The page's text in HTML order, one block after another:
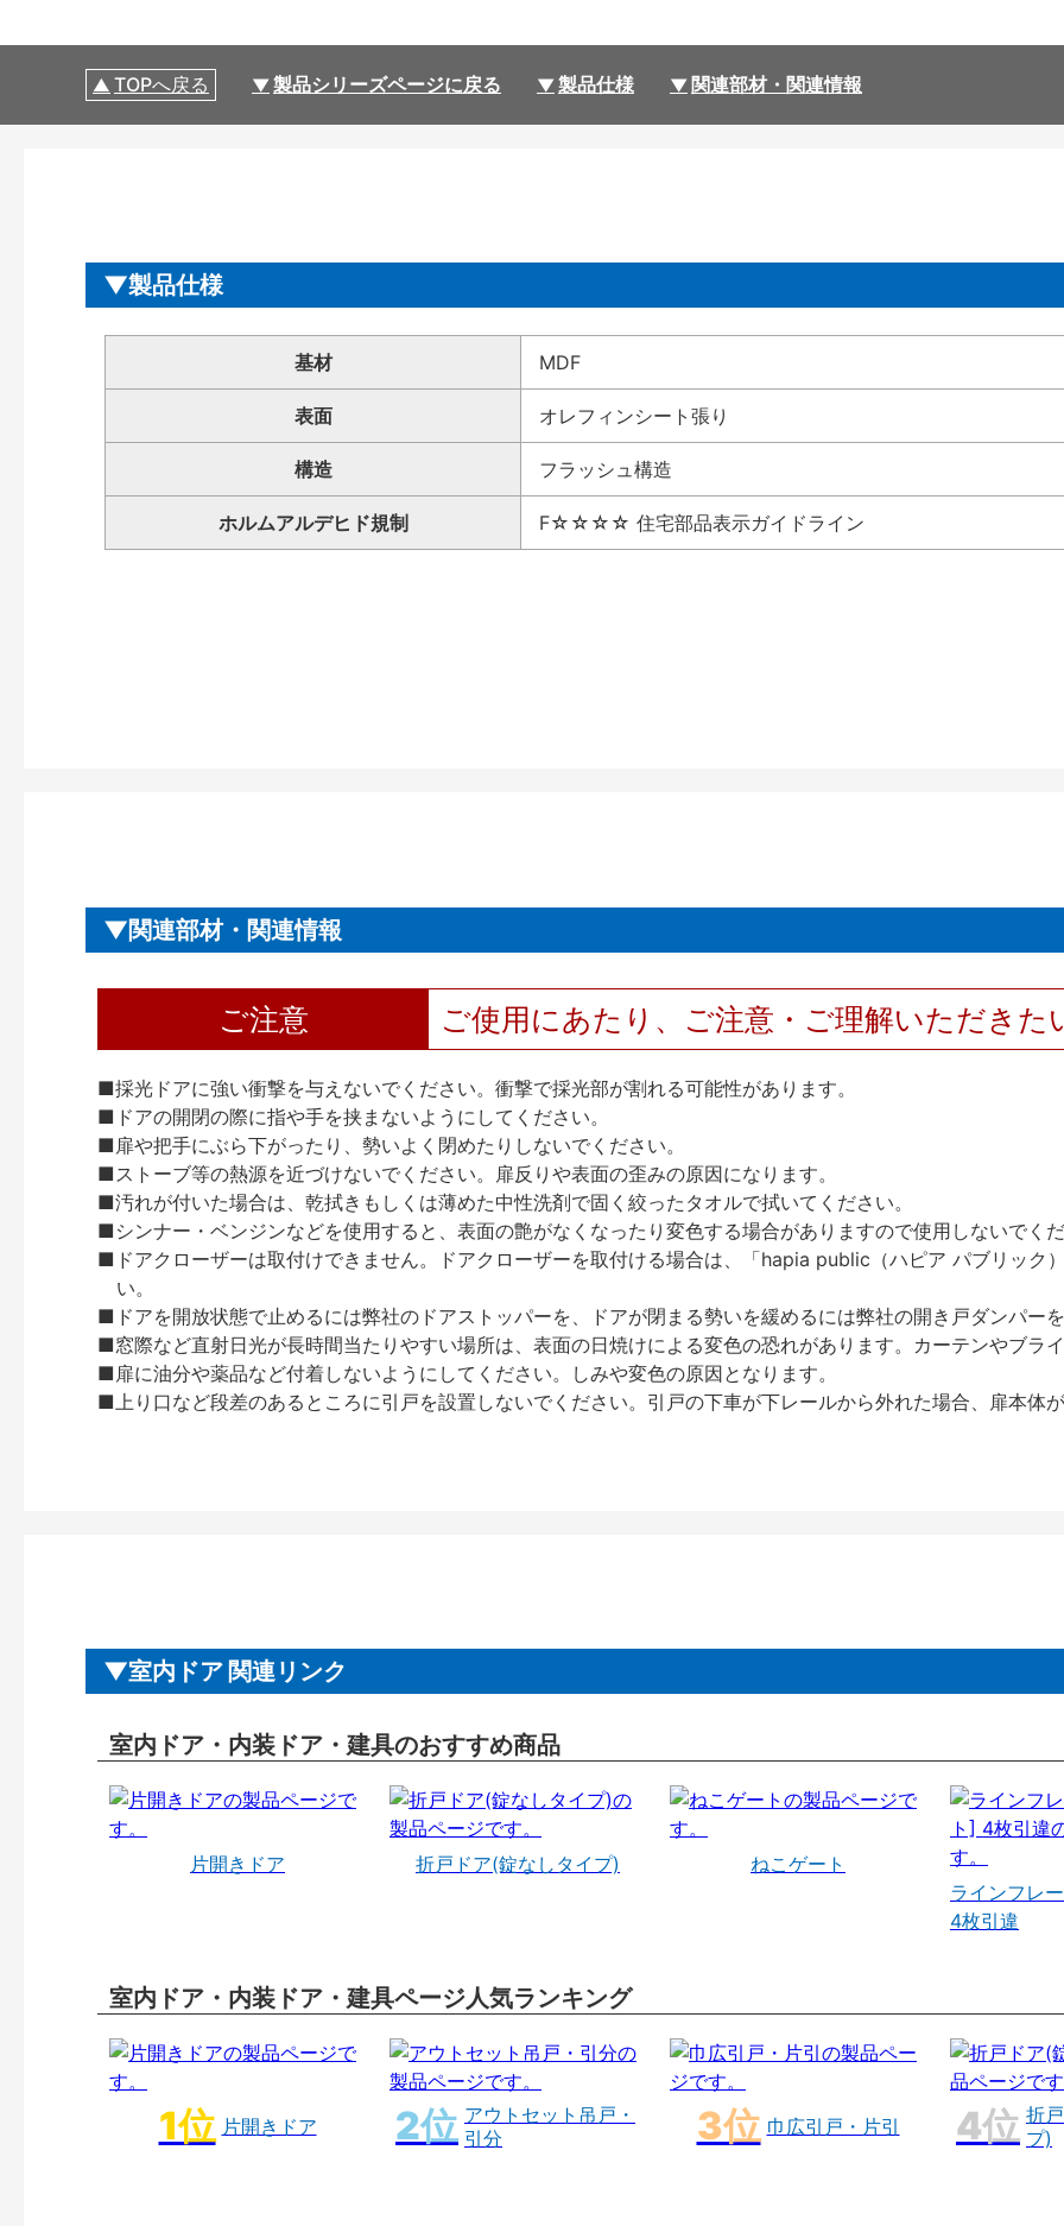
TOPへ戻る 製品シリーズページに戻る 製品仕様 関連部材・関連情報
製品仕様
基材 MDF
表面 オレフィンシート張り
構造 フラッシュ構造
ホルムアルデヒド規制 F☆☆☆☆ 住宅部品表示ガイドライン
関連部材・関連情報
ご注意 ご使用にあたり、ご注意・ご理解いただきた
■採光ドアに強い衝撃を与えないでください。衝撃で採光部が割れる可能性があります。
■ドアの開閉の際に指や手を挟まないようにしてください。
■扉や把手にぶら下がったり、勢いよく閉めたりしないでください。
■ストーブ等の熱源を近づけないでください。扉反りや表面の歪みの原因になります。
■汚れが付いた場合は、乾拭きもしくは薄めた中性洗剤で固く絞ったタオルで拭いてください。
■シンナー・ベンジンなどを使用すると、表面の艶がなくなったり変色する場合がありますので使用しないでく
■ドアクローザーは取付けできません。ドアクローザーを取付ける場合は、「hapia public（ハピア パブリック
い。
■ドアを開放状態で止めるには弊社のドアストッパーを、ドアが閉まる勢いを緩めるには弊社の開き戸ダンパー
■窓際など直射日光が長時間当たりやすい場所は、表面の日焼けによる変色の恐れがあります。カーテンやブラ
■扉に油分や薬品など付着しないようにしてください。しみや変色の原因となります。
■上り口など段差のあるところに引戸を設置しないでください。引戸の下車が下レールから外れた場合、扉本体
室内ドア 関連リンク
室内ドア・内装ドア・建具のおすすめ商品
片開きドア 折戸ドア(錠なしタイプ)
ねこゲート
ラインフレ
4枚引違
室内ドア・内装ドア・建具ページ人気ランキング
片開きドア
アウトセット吊戸・
引分
巾広引戸・片引
折
プ)